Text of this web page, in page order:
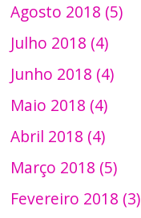
Agosto 2018 (5)
Julho 2018 (4)
Junho 2018 (4)
Maio 2018 (4)
Abril 2018 (4)
Março 2018 (5)
Fevereiro 2018 (3)